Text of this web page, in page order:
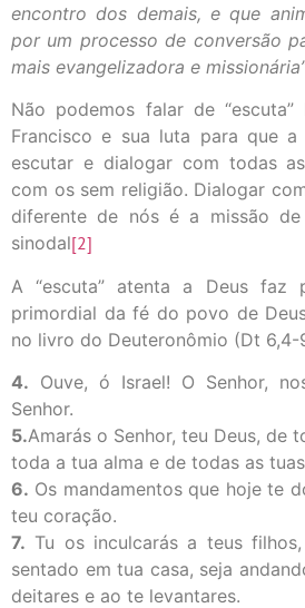
encontro dos demais, e que
por um processo de conversão
mais evangelizadora e
Não podemos falar de
Francisco e sua luta para que
escutar e dialogar com todas
com os sem religião. Dialogar
diferente de nós é a missão
sinodal[2]
A “escuta” atenta a Deus faz
primordial da fé do povo de
no livro do Deuteronômio (Dt 6,4-
4. Ouve, ó Israel! O Senhor,
Senhor.
5.Amarás o Senhor, teu Deus, de
toda a tua alma e de todas as
6. Os mandamentos que hoje te
teu coração.
7. Tu os inculcarás a teus
sentado em tua casa, seja
deitares e ao te levantares.